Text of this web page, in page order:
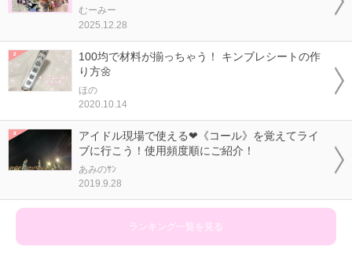
むーみー
2025.12.28
100均で材料が揃っちゃう！ キンブレシートの作
り方🌼
ほの
2020.10.14
アイドル現場で使える❤《コール》を覚えてライ
ブに行こう！使用頻度順にご紹介！
あみのｻﾝ
2019.9.28
ランキング一覧を見る